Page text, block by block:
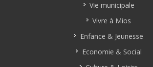
Vie municipale
Vivre à Mios
Enfance & Jeunesse
Economie & Social